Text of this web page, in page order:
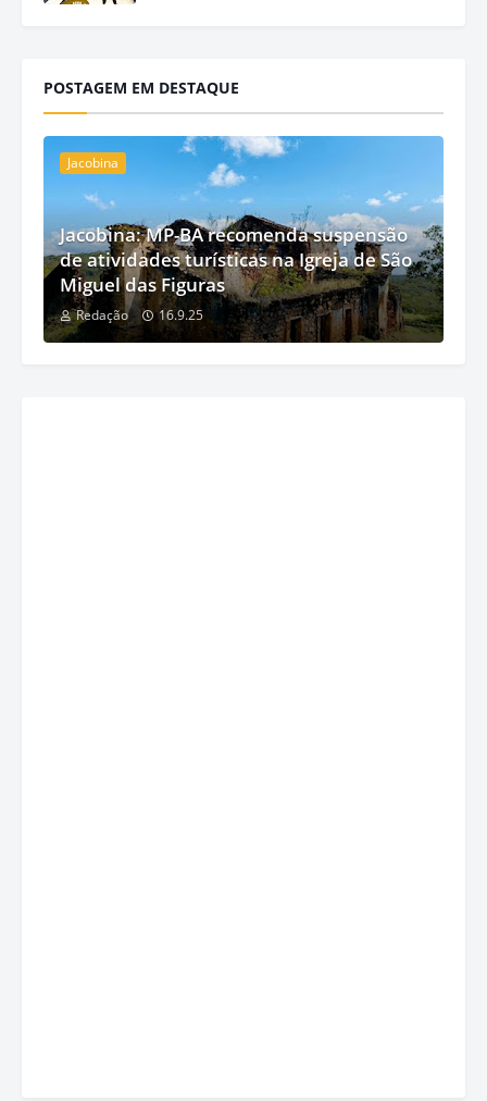
POSTAGEM EM DESTAQUE
Jacobina
Jacobina: MP-BA recomenda suspensão
de atividades turísticas na Igreja de São
Miguel das Figuras
Redação 16.9.25